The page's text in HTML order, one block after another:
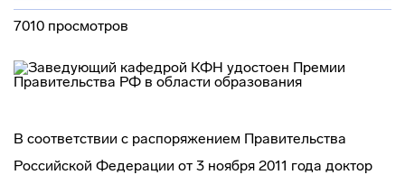
7010 просмотров
В соответствии с распоряжением Правительства
Российской Федерации от 3 ноября 2011 года доктор